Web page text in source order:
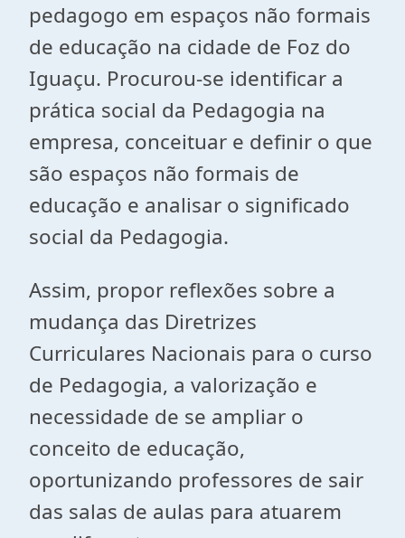
pedagogo em espaços não formais
de educação na cidade de Foz do
Iguaçu. Procurou-se identificar a
prática social da Pedagogia na
empresa, conceituar e definir o que
são espaços não formais de
educação e analisar o significado
social da Pedagogia.
Assim, propor reflexões sobre a
mudança das Diretrizes
Curriculares Nacionais para o curso
de Pedagogia, a valorização e
necessidade de se ampliar o
conceito de educação,
oportunizando professores de sair
das salas de aulas para atuarem